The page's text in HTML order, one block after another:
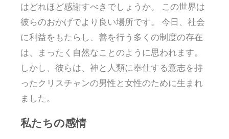
はどれほど感謝すべきでしょうか。 この世界は
彼らのおかげでより良い場所です。 今日、社会
に利益をもたらし、善を行う多くの制度の存在
は、まったく自然なことのように思われます。
しかし、彼らは、神と人類に奉仕する意志を持
ったクリスチャンの男性と女性のために生まれ
ました。
私たちの感情